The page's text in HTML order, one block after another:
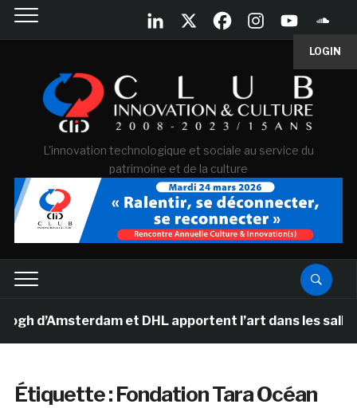
LOGIN
L'innovation technologique et sociale au service du
patrimoine et de la culture
d’Amsterdam et DHL apportent l’art dans les salles
Étiquette :Fondation Tara Océan